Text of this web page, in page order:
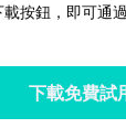
按鈕，即可通
下載免費試